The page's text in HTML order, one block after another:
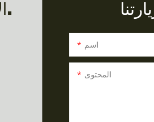
الآن دعونا نتحدث عن المنتج الذي تريده.
اسم
المحتوى